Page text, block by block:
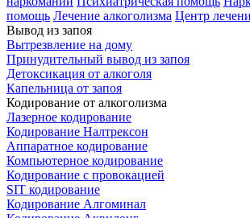
помощь Лечение алкоголизма Центр
Вывод из запоя
Вытрезвление на дому
Принудительный вывод из запоя
Детоксикация от алкоголя
Капельница от запоя
Кодирование от алкоголизма
Лазерное кодирование
Кодирование Налтрексон
Аппаратное кодирование
Компьютерное кодирование
Кодирование с провокацией
SIT кодирование
Кодирование Алгоминал